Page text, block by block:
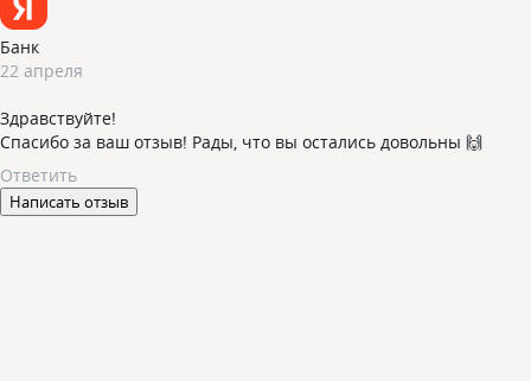
Банк
22 апреля
Здравствуйте!
Спасибо за ваш отзыв! Рады, что вы остались довольны 🙌
Ответить
Написать отзыв